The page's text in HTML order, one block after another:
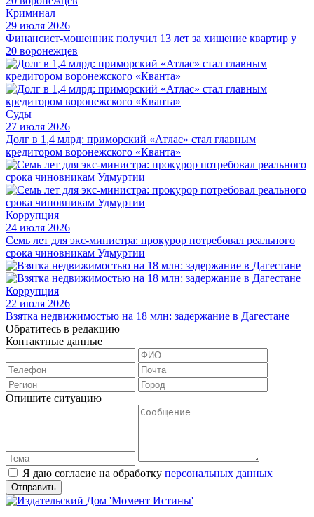
Криминал
29 июля 2026
Финансист-мошенник получил 13 лет за хищение квартир у
20 воронежцев
Суды
27 июля 2026
Долг в 1,4 млрд: приморский «Атлас» стал главным
кредитором воронежского «Кванта»
Коррупция
24 июля 2026
Семь лет для экс-министра: прокурор потребовал реального
срока чиновникам Удмуртии
Коррупция
22 июля 2026
Взятка недвижимостью на 18 млн: задержание в Дагестане
Обратитесь в редакцию
Контактные данные
Опишите ситуацию
Я даю согласие на обработку персональных данных